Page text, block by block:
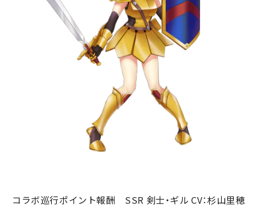
コラボ巡行ポイント報酬 SSR 剣士・ギル CV：杉山里穂